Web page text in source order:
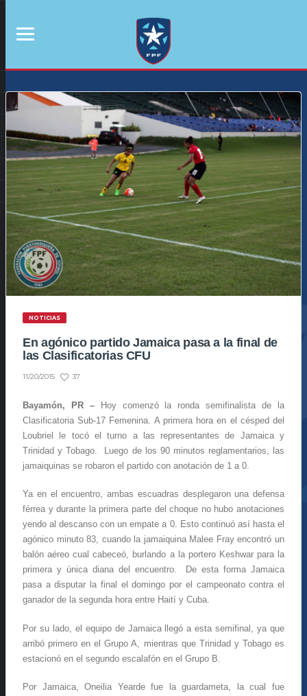
NOTICIAS
En agónico partido Jamaica pasa a la final de
las Clasificatorias CFU
11/20/2015 37
Bayamón, PR –Hoy comenzó la ronda semifinalista de la
Clasificatoria Sub-17 Femenina. A primera hora en el césped del
Loubriel le tocó el turno a las representantes de Jamaica y
Trinidad y Tobago. Luego de los 90 minutos reglamentarios, las
jamaiquinas se robaron el partido con anotación de 1 a 0.
Ya en el encuentro, ambas escuadras desplegaron una defensa
férrea y durante la primera parte del choque no hubo anotaciones
yendo al descanso con un empate a 0. Esto continuó así hasta el
agónico minuto 83, cuando la jamaiquina Malee Fray encontró un
balón aéreo cual cabeceó, burlando a la portero Keshwar para la
primera y única diana del encuentro. De esta forma Jamaica
pasa a disputar la final el domingo por el campeonato contra el
ganador de la segunda hora entre Haití y Cuba.
Por su lado, el equipo de Jamaica llegó a esta semifinal, ya que
arribó primero en el Grupo A, mientras que Trinidad y Tobago es
estacionó en el segundo escalafón en el Grupo B.
Por Jamaica, Oneilia Yearde fue la guardameta, la cual fue